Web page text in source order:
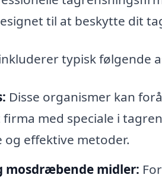
til at beskytte dit
typisk følgende
Disse organismer kan
firma med speciale i
effektive metoder.
mosdræbende midler: